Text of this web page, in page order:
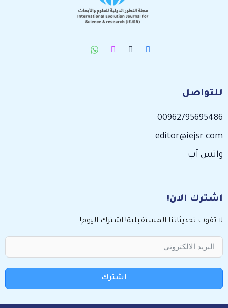
للتواصل
00962795695486
editor@iejsr.com
واتس آب
اشترك الان!
لا تفوت تحديثاتنا المستقبلية! اشترك اليوم!
اشترك